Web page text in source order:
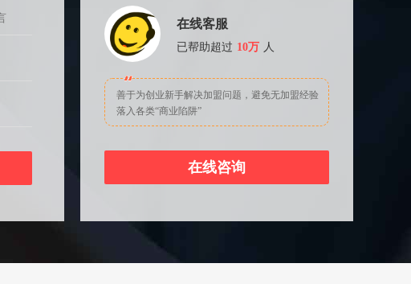
在线客服
已帮助超过 10万 人
善于为创业新手解决加盟问题，避免无加盟经验
落入各类“商业陷阱”
在线咨询